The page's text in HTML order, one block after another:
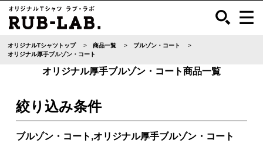
オリジナルTシャツトップ 商品一覧
ブルゾン・コート
オリジナル厚手ブルゾン・コート
オリジナル厚手ブルゾン・コート商品一覧
絞り込み条件
ブルゾン・コート,オリジナル厚手ブルゾン・コート